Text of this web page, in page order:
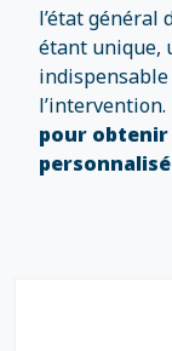
l’état général
étant unique,
l’intervention.
pour
personnalisé